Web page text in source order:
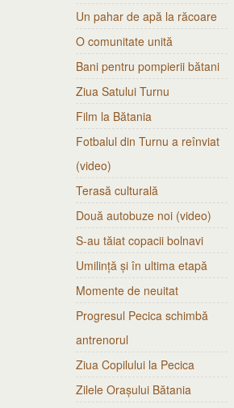
Un pahar de apă la răcoare
O comunitate unită
Bani pentru pompierii bătani
Ziua Satului Turnu
Film la Bătania
Fotbalul din Turnu a reînviat
(video)
Terasă culturală
Două autobuze noi (video)
S-au tăiat copacii bolnavi
Umilință și în ultima etapă
Momente de neuitat
Progresul Pecica schimbă
antrenorul
Ziua Copilului la Pecica
Zilele Orașului Bătania